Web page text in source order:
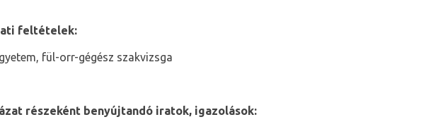
feltételek:
fül-orr-gégész szakvizsga
részeként benyújtandó iratok, igazolások: